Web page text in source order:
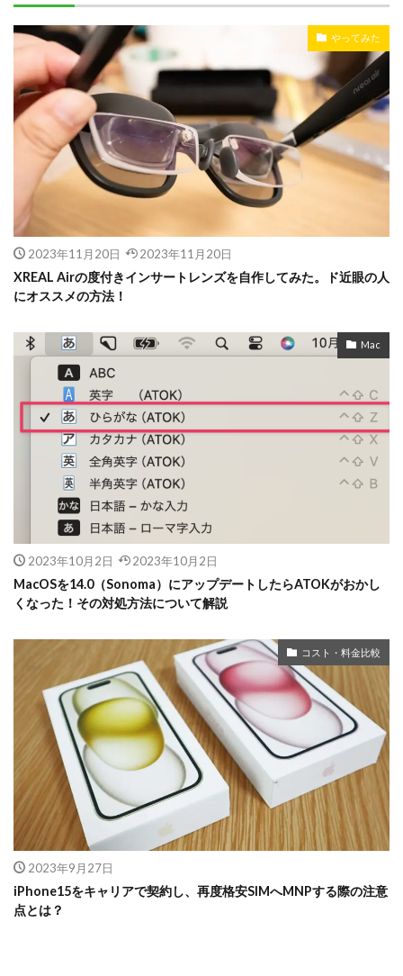
やってみた
2023年11月20日 2023年11月20日
XREAL Airの度付きインサートレンズを自作してみた。ド近眼の人
にオススメの方法！
Mac
2023年10月2日 2023年10月2日
MacOSを14.0（Sonoma）にアップデートしたらATOKがおかし
くなった！その対処方法について解説
コスト・料金比較
2023年9月27日
iPhone15をキャリアで契約し、再度格安SIMへMNPする際の注意
点とは？